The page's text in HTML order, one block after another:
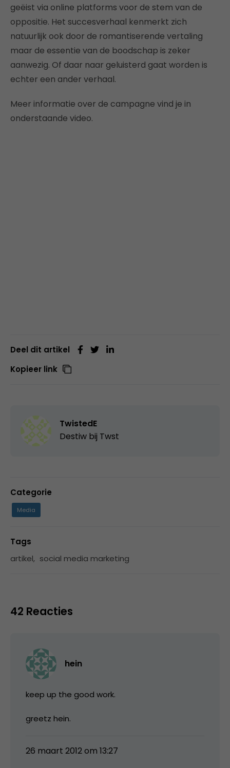
geëist via online platforms voor de stem van de
oppositie. Het succesverhaal kenmerkt zich
natuurlijk ook door de romantiserende vertaling
maar de essentie van de boodschap is zeker
aanwezig. Of daar naar geluisterd gaat worden is
echter een ander verhaal.
Meer informatie over de campagne vind je in
onderstaande video.
Deel dit artikel
Kopieer link
TwistedE
Destiw bij Twst
Categorie
Media
Tags
artikel, social media marketing
42 Reacties
hein
keep up the good work.
greetz hein.
26 maart 2012 om 13:27